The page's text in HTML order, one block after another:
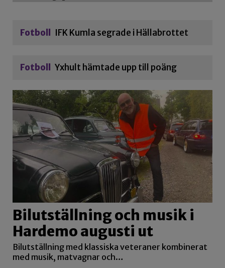
Fotboll IFK Kumla segrade i Hällabrottet
Fotboll Yxhult hämtade upp till poäng
Bilutställning och musik i
Hardemo augusti ut
Bilutställning med klassiska veteraner kombinerat
med musik, matvagnar och…